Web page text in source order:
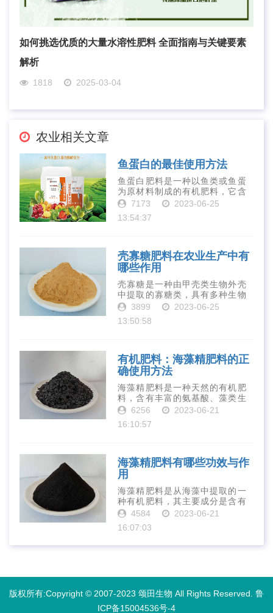
如何挑选优质的大量水溶性肥料 全面指南与关键要素
解析
1818 2025-03-04
农业相关文章
鱼蛋白的最佳使用方法
鱼蛋白肥料是一种以鱼类或鱼蛋
为原材料制成的有机肥料，它含
有丰富的营养物质，如氮、磷、
元素和植物生长因子。这些营养
7173
2023-06-25
13:54:37
壳寡糖肥料在农业生产中有
哪些作用
壳寡糖是一种由甲壳类生物外壳
中提取的寡糖类，具有多种生物
活性和营养价值。在农业生产
是作为一种新型的有机肥料，壳
3899
2023-06-25
13:50:58
有机肥料：海藻精肥料的正
确使用方法
海藻精肥料是一种天然的有机肥
料，含有丰富的氨基酸、藻类生
长素、维生素、微量元素、蛋白
力、促进植物生长、增强植物抗
6256
2023-06-21
16:10:57
海藻精肥料有哪些功效与作
用
海藻精肥料是从海藻中提取的一
种有机肥料，其主要成分是含有
丰富的微量元素、植物生长素、
有增强作物生长、促进植物根系
4584
2023-06-21
16:07:03
版权所有:Copyright © 2007-2023 颂田生物 All Rights Reserved. 鲁
ICP备15004536号-4